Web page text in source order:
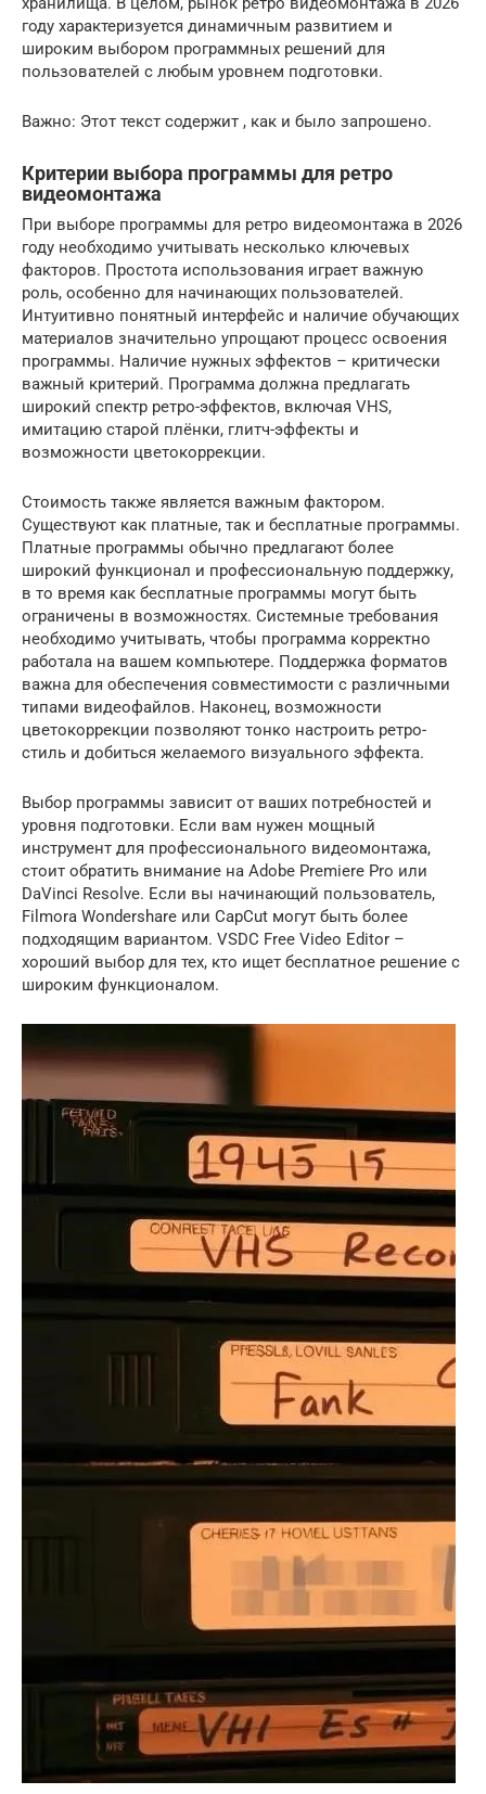
году характеризуется динамичным развитием и
широким выбором программных решений для
пользователей с любым уровнем подготовки.
Важно: Этот текст содержит , как и было запрошено.
Критерии выбора программы для ретро
видеомонтажа
При выборе программы для ретро видеомонтажа в 2026
году необходимо учитывать несколько ключевых
факторов. Простота использования играет важную
роль, особенно для начинающих пользователей.
Интуитивно понятный интерфейс и наличие обучающих
материалов значительно упрощают процесс освоения
программы. Наличие нужных эффектов – критически
важный критерий. Программа должна предлагать
широкий спектр ретро-эффектов, включая VHS,
имитацию старой плёнки, глитч-эффекты и
возможности цветокоррекции.
Стоимость также является важным фактором.
Существуют как платные, так и бесплатные программы.
Платные программы обычно предлагают более
широкий функционал и профессиональную поддержку,
в то время как бесплатные программы могут быть
ограничены в возможностях. Системные требования
необходимо учитывать, чтобы программа корректно
работала на вашем компьютере. Поддержка форматов
важна для обеспечения совместимости с различными
типами видеофайлов. Наконец, возможности
цветокоррекции позволяют тонко настроить ретро-
стиль и добиться желаемого визуального эффекта.
Выбор программы зависит от ваших потребностей и
уровня подготовки. Если вам нужен мощный
инструмент для профессионального видеомонтажа,
стоит обратить внимание на Adobe Premiere Pro или
DaVinci Resolve. Если вы начинающий пользователь,
Filmora Wondershare или CapCut могут быть более
подходящим вариантом. VSDC Free Video Editor –
хороший выбор для тех, кто ищет бесплатное решение с
широким функционалом.